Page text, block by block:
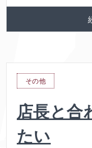
その他
店長と合
たい